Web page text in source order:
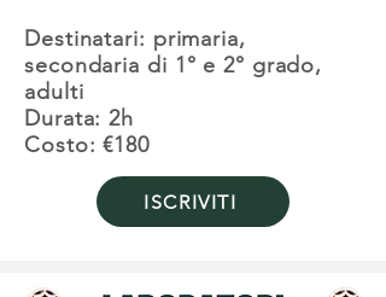
Destinatari: primaria,
secondaria di 1° e 2° grado,
adulti
Durata: 2h
Costo: €180
ISCRIVITI